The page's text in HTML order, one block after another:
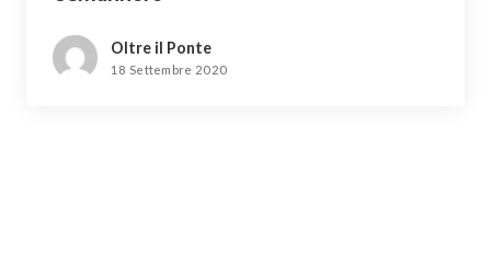
Oltre il Ponte
18 Settembre 2020